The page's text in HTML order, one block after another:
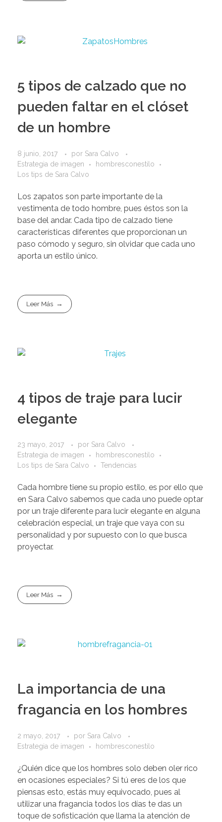
5 tipos de calzado que no
pueden faltar en el clóset
de un hombre
8 junio, 2017 por Sara Calvo
Estrategia de imagen
hombresconestilo
Los tips de Sara Calvo
Los zapatos son parte importante de la
vestimenta de todo hombre, pues éstos son la
base del andar. Cada tipo de calzado tiene
características diferentes que proporcionan un
paso cómodo y seguro, sin olvidar que cada uno
aporta un estilo único.
Leer Más
4 tipos de traje para lucir
elegante
23 mayo, 2017 por Sara Calvo
Estrategia de imagen
hombresconestilo
Los tips de Sara Calvo
Tendencias
Cada hombre tiene su propio estilo, es por ello que
en Sara Calvo sabemos que cada uno puede optar
por un traje diferente para lucir elegante en alguna
celebración especial, un traje que vaya con su
personalidad y por supuesto con lo que busca
proyectar.
Leer Más
La importancia de una
fragancia en los hombres
2 mayo, 2017 por Sara Calvo
Estrategia de imagen
hombresconestilo
¿Quién dice que los hombres solo deben oler rico
en ocasiones especiales? Si tú eres de los que
piensas esto, estás muy equivocado, pues al
utilizar una fragancia todos los días te das un
toque de sofisticación que llama la atención de